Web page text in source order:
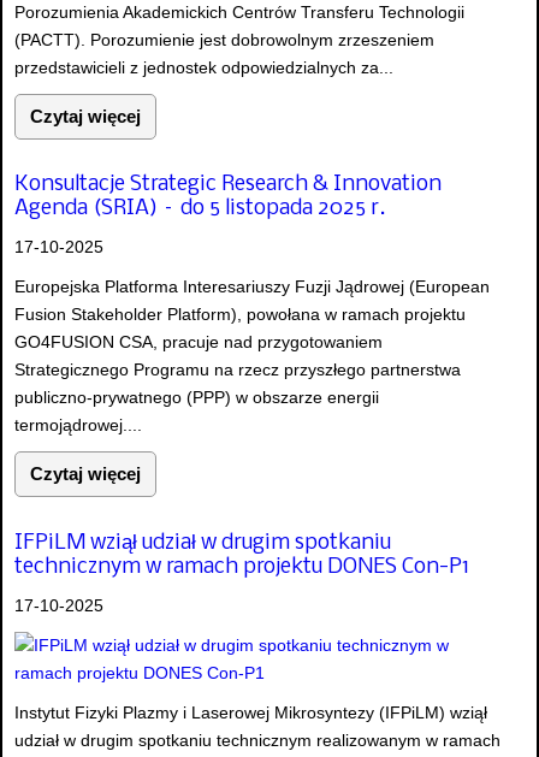
Porozumienia Akademickich Centrów Transferu Technologii
(PACTT). Porozumienie jest dobrowolnym zrzeszeniem
przedstawicieli z jednostek odpowiedzialnych za...
Czytaj więcej
Konsultacje Strategic Research & Innovation
Agenda (SRIA) – do 5 listopada 2025 r.
17-10-2025
Europejska Platforma Interesariuszy Fuzji Jądrowej (European
Fusion Stakeholder Platform), powołana w ramach projektu
GO4FUSION CSA, pracuje nad przygotowaniem
Strategicznego Programu na rzecz przyszłego partnerstwa
publiczno-prywatnego (PPP) w obszarze energii
termojądrowej....
Czytaj więcej
IFPiLM wziął udział w drugim spotkaniu
technicznym w ramach projektu DONES Con-P1
17-10-2025
Instytut Fizyki Plazmy i Laserowej Mikrosyntezy (IFPiLM) wziął
udział w drugim spotkaniu technicznym realizowanym w ramach